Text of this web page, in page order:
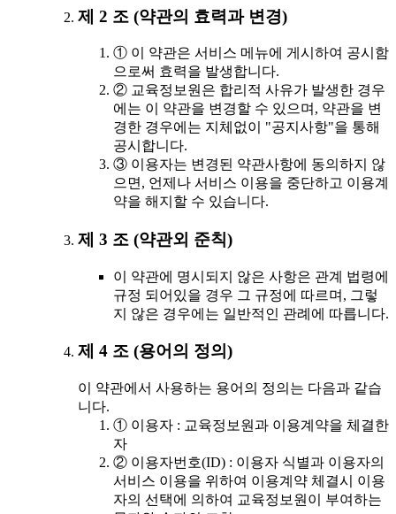
제 2 조 (약관의 효력과 변경)
① 이 약관은 서비스 메뉴에 게시하여 공시함
으로써 효력을 발생합니다.
② 교육정보원은 합리적 사유가 발생한 경우
에는 이 약관을 변경할 수 있으며, 약관을 변
경한 경우에는 지체없이 "공지사항"을 통해
공시합니다.
③ 이용자는 변경된 약관사항에 동의하지 않
으면, 언제나 서비스 이용을 중단하고 이용계
약을 해지할 수 있습니다.
제 3 조 (약관외 준칙)
이 약관에 명시되지 않은 사항은 관계 법령에
규정 되어있을 경우 그 규정에 따르며, 그렇
지 않은 경우에는 일반적인 관례에 따릅니다.
제 4 조 (용어의 정의)
이 약관에서 사용하는 용어의 정의는 다음과 같습
니다.
① 이용자 : 교육정보원과 이용계약을 체결한
자
② 이용자번호(ID) : 이용자 식별과 이용자의
서비스 이용을 위하여 이용계약 체결시 이용
자의 선택에 의하여 교육정보원이 부여하는